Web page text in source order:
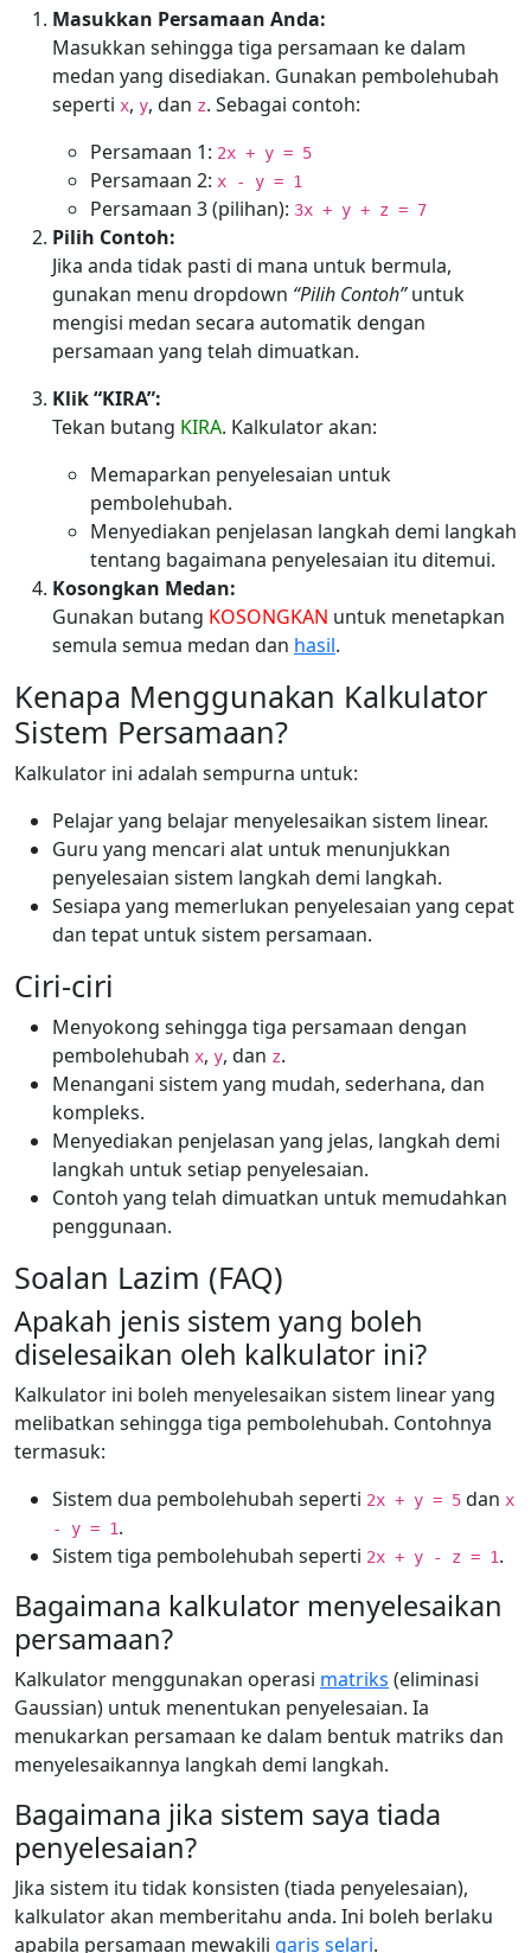
Masukkan Persamaan Anda:
Masukkan sehingga tiga persamaan ke dalam
medan yang disediakan. Gunakan pembolehubah
seperti x, y, dan z. Sebagai contoh:
Persamaan 1: 2x + y = 5
Persamaan 2: x - y = 1
Persamaan 3 (pilihan): 3x + y + z = 7
Pilih Contoh:
Jika anda tidak pasti di mana untuk bermula,
gunakan menu dropdown “Pilih Contoh”untuk
mengisi medan secara automatik dengan
persamaan yang telah dimuatkan.
Klik “KIRA”:
Tekan butang KIRA. Kalkulator akan:
Memaparkan penyelesaian untuk
pembolehubah.
Menyediakan penjelasan langkah demi langkah
tentang bagaimana penyelesaian itu ditemui.
Kosongkan Medan:
Gunakan butang KOSONGKAN untuk menetapkan
semula semua medan dan hasil.
Kenapa Menggunakan Kalkulator
Sistem Persamaan?
Kalkulator ini adalah sempurna untuk:
Pelajar yang belajar menyelesaikan sistem linear.
Guru yang mencari alat untuk menunjukkan
penyelesaian sistem langkah demi langkah.
Sesiapa yang memerlukan penyelesaian yang cepat
dan tepat untuk sistem persamaan.
Ciri-ciri
Menyokong sehingga tiga persamaan dengan
pembolehubah x, y, dan z.
Menangani sistem yang mudah, sederhana, dan
kompleks.
Menyediakan penjelasan yang jelas, langkah demi
langkah untuk setiap penyelesaian.
Contoh yang telah dimuatkan untuk memudahkan
penggunaan.
Soalan Lazim (FAQ)
Apakah jenis sistem yang boleh
diselesaikan oleh kalkulator ini?
Kalkulator ini boleh menyelesaikan sistem linear yang
melibatkan sehingga tiga pembolehubah. Contohnya
termasuk:
Sistem dua pembolehubah seperti 2x + y = 5 dan x
- y = 1.
Sistem tiga pembolehubah seperti 2x + y - z = 1.
Bagaimana kalkulator menyelesaikan
persamaan?
Kalkulator menggunakan operasi matriks (eliminasi
Gaussian) untuk menentukan penyelesaian. Ia
menukarkan persamaan ke dalam bentuk matriks dan
menyelesaikannya langkah demi langkah.
Bagaimana jika sistem saya tiada
penyelesaian?
Jika sistem itu tidak konsisten (tiada penyelesaian),
kalkulator akan memberitahu anda. Ini boleh berlaku
apabila persamaan mewakili garis selari.